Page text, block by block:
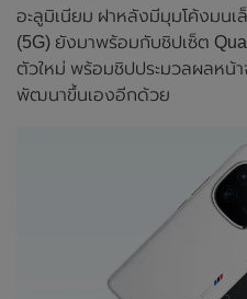
อะลูมิเนียม ฝาหลังมีมุมโค้งมนเ
(5G) ยังมาพร้อมกับชิปเซ็ต
ตัวใหม่ พร้อมชิปประมวลผลหน้
พัฒนาขึ้นเองอีกด้วย